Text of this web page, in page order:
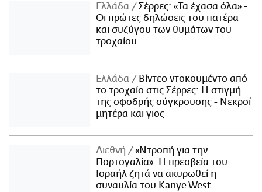
Ελλάδα
Σέρρες: «Τα έχασα όλα» -
Οι πρώτες δηλώσεις του πατέρα
και συζύγου των θυμάτων του
τροχαίου
Ελλάδα
Βίντεο ντοκουμέντο από
το τροχαίο στις Σέρρες: Η στιγμή
της σφοδρής σύγκρουσης - Νεκροί
μητέρα και γιος
Διεθνή
«Ντροπή για την
Πορτογαλία»: Η πρεσβεία του
Ισραήλ ζητά να ακυρωθεί η
συναυλία του Kanye West